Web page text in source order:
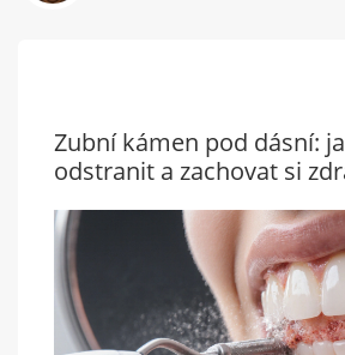
Zubní kámen pod dásní:
odstranit a zachovat si